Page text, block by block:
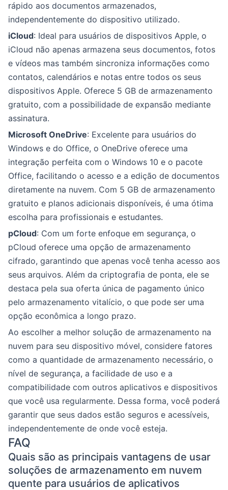
rápido aos documentos armazenados,
independentemente do dispositivo utilizado.
iCloud: Ideal para usuários de dispositivos Apple, o
iCloud não apenas armazena seus documentos, fotos
e vídeos mas também sincroniza informações como
contatos, calendários e notas entre todos os seus
dispositivos Apple. Oferece 5 GB de armazenamento
gratuito, com a possibilidade de expansão mediante
assinatura.
Microsoft OneDrive: Excelente para usuários do
Windows e do Office, o OneDrive oferece uma
integração perfeita com o Windows 10 e o pacote
Office, facilitando o acesso e a edição de documentos
diretamente na nuvem. Com 5 GB de armazenamento
gratuito e planos adicionais disponíveis, é uma ótima
escolha para profissionais e estudantes.
pCloud: Com um forte enfoque em segurança, o
pCloud oferece uma opção de armazenamento
cifrado, garantindo que apenas você tenha acesso aos
seus arquivos. Além da criptografia de ponta, ele se
destaca pela sua oferta única de pagamento único
pelo armazenamento vitalício, o que pode ser uma
opção econômica a longo prazo.
Ao escolher a melhor solução de armazenamento na
nuvem para seu dispositivo móvel, considere fatores
como a quantidade de armazenamento necessário, o
nível de segurança, a facilidade de uso e a
compatibilidade com outros aplicativos e dispositivos
que você usa regularmente. Dessa forma, você poderá
garantir que seus dados estão seguros e acessíveis,
independentemente de onde você esteja.
FAQ
Quais são as principais vantagens de usar
soluções de armazenamento em nuvem
quente para usuários de aplicativos